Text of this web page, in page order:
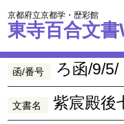
京都府立京都学・歴彩館
東寺百合文
函/番号 ろ函/9/5/
文書名 紫宸殿後